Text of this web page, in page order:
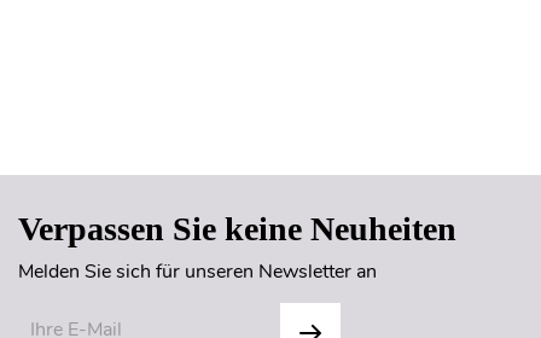
Verpassen Sie keine Neuheiten
Melden Sie sich für unseren Newsletter an